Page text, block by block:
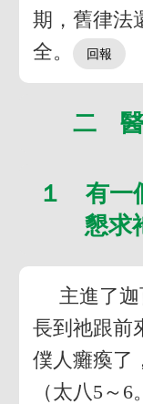
期，舊律法
全。
二 醫
１ 有一
懇求
主進了
長到祂跟前
僕人癱瘓了
（太八5～